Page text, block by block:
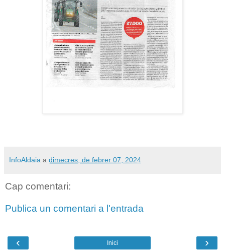
InfoAldaia a dimecres, de febrer 07, 2024
Cap comentari:
Publica un comentari a l'entrada
‹ ›
Inici